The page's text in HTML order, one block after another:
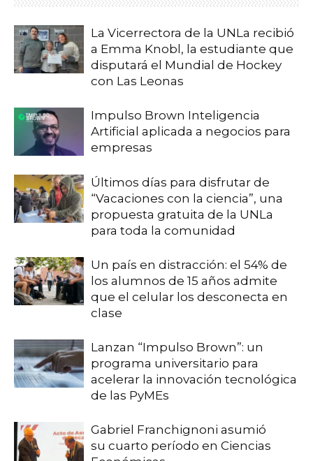
La Vicerrectora de la UNLa recibió
a Emma Knobl, la estudiante que
disputará el Mundial de Hockey
con Las Leonas
Impulso Brown Inteligencia
Artificial aplicada a negocios para
empresas
Últimos días para disfrutar de
“Vacaciones con la ciencia”, una
propuesta gratuita de la UNLa
para toda la comunidad
Un país en distracción: el 54% de
los alumnos de 15 años admite
que el celular los desconecta en
clase
Lanzan “Impulso Brown”: un
programa universitario para
acelerar la innovación tecnológica
de las PyMEs
Gabriel Franchignoni asumió
su cuarto período en Ciencias